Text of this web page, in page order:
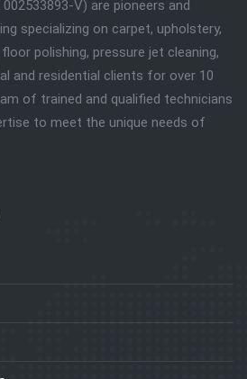
002533893-V) are pioneers and
specializing on carpet, upholstery,
polishing, pressure jet cleaning,
and residential clients for over 10
of trained and qualified technicians
to meet the unique needs of